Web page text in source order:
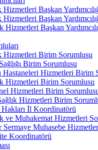
Hizmetleri Başkan
Hizmetleri Başkan
Hizmetleri Başkan
Hizmetleri Birim Sorumlusu
Birim Sorumlusu
Hastaneleri Hizmetleri Birim
Hizmetleri Birim Sorumlusu
Hizmetleri Birim
Hizmetleri Birim
Hakları İl Koordinatörü
ve Muhakemat Hizmetleri
Sermaye Muhasebe
Koordinatörü